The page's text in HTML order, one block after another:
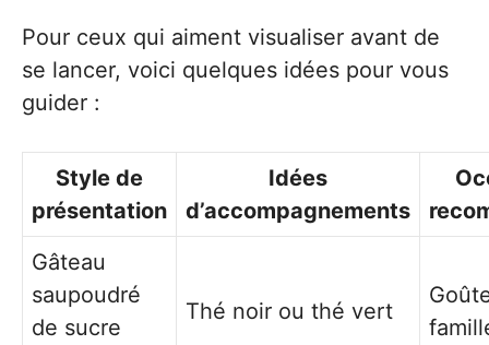
Pour ceux qui aiment visualiser avant de
se lancer, voici quelques idées pour vous
guider :
Style de
présentation
Idées
d’accompagnements
Gâteau
saupoudré
de sucre
Thé noir ou thé vert